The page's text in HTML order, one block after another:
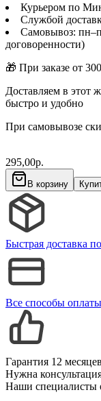
Курьером по
Службой
Самовывоз:
договоренности)
🎁 При заказе от
Доставляем в
быстро и удобно
При самовывозе
295,00р.
В корзину
Быстрая доставка
Все способы
Гарантия 12 месяцев
Нужна
Наши специалисты